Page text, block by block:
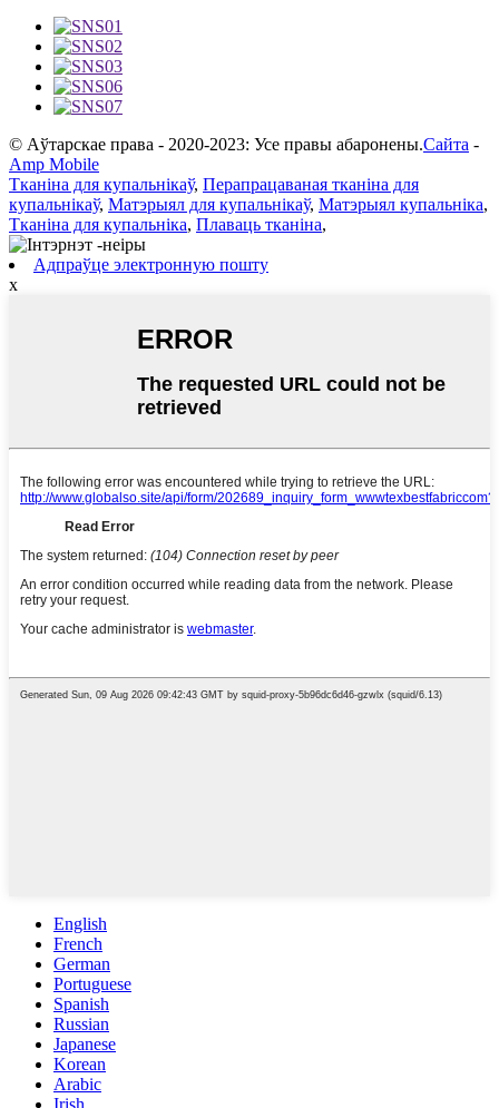
© Аўтарскае права - 2020-2023: Усе правы абаронены.Сайта -
Amp Mobile
Тканіна для купальнікаў, Перапрацаваная тканіна для
купальнікаў, Матэрыял для купальнікаў, Матэрыял купальніка,
Тканіна для купальніка, Плаваць тканіна,
Адпраўце электронную пошту
x
English
French
German
Portuguese
Spanish
Russian
Japanese
Korean
Arabic